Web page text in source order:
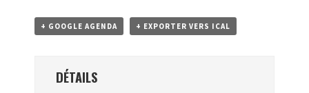
+ GOOGLE AGENDA + EXPORTER VERS ICAL
DÉTAILS